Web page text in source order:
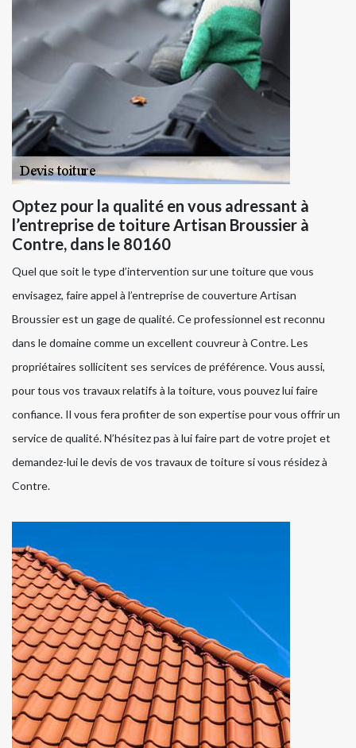
Optez pour la qualité en vous adressant à
l’entreprise de toiture Artisan Broussier à
Contre, dans le 80160
Quel que soit le type d’intervention sur une toiture que vous
envisagez, faire appel à l’entreprise de couverture Artisan
Broussier est un gage de qualité. Ce professionnel est reconnu
dans le domaine comme un excellent couvreur à Contre. Les
propriétaires sollicitent ses services de préférence. Vous aussi,
pour tous vos travaux relatifs à la toiture, vous pouvez lui faire
confiance. Il vous fera profiter de son expertise pour vous offrir un
service de qualité. N’hésitez pas à lui faire part de votre projet et
demandez-lui le devis de vos travaux de toiture si vous résidez à
Contre.